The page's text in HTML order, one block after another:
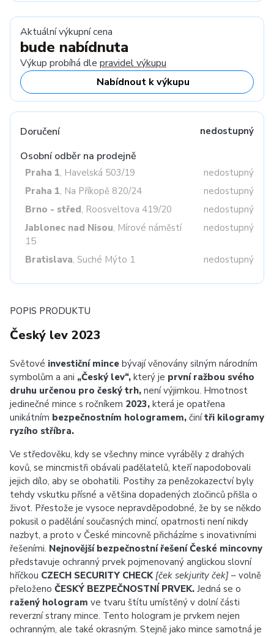
Aktuální výkupní cena
bude nabídnuta
Výkup probíhá dle pravidel výkupu
Nabídnout k výkupu
Doručení nedostupný
Osobní odběr na prodejně
Praha 1, Havelská 503/19
nedostupný
Praha 1, Na Příkopě 820/24
nedostupný
Brno - střed, Roosveltova 419/20
nedostupný
Jablonec nad Nisou, Mírové náměstí
15
nedostupný
Bratislava, Suché Mýto 1 nedostupný
POPIS PRODUKTU
Český lev 2023
Světové investiční mince bývají věnovány silným národním
symbolům a ani „Český lev“, který je první ražbou svého
druhu určenou pro český trh, není výjimkou. Hmotnost
jedinečné mince s ročníkem 2023, která je opatřena
unikátním bezpečnostním hologramem, činítři kilogramy
ryzího stříbra.
Ve středověku, kdy se všechny mince vyráběly z drahých
kovů, se mincmistři obávali padělatelů, kteří napodobovali
jejich dílo, aby se obohatili. Postihy za penězokazectví byly
tehdy vskutku přísné a většina dopadených zločinců přišla o
život. Přestože je vysoce nepravděpodobné, že by se někdo
pokusil o padělání současných mincí, opatrnosti není nikdy
nazbyt, a proto v České mincovně přicházíme s inovativními
řešeními. Nejnovější bezpečnostní řešení České mincovny
představuje ochranný prvek pojmenovaný anglickou slovní
hříčkou CZECH SECURITY CHECK [ček sekjurity ček] – volně
přeloženo ČESKÝ BEZPEČNOSTNÍ PRVEK. Jedná se o
ražený hologram ve tvaru štítu umístěný v dolní části
reverzní strany mince. Tento hologram je prvkem nejen
ochranným, ale také okrasným. Stejně jako mince samotná je